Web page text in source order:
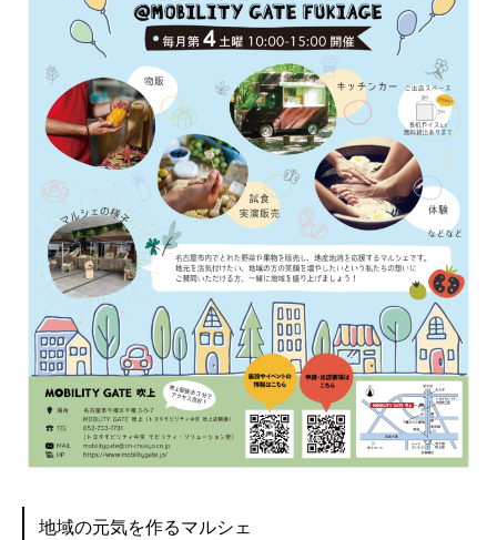
地域の元気を作るマルシェ